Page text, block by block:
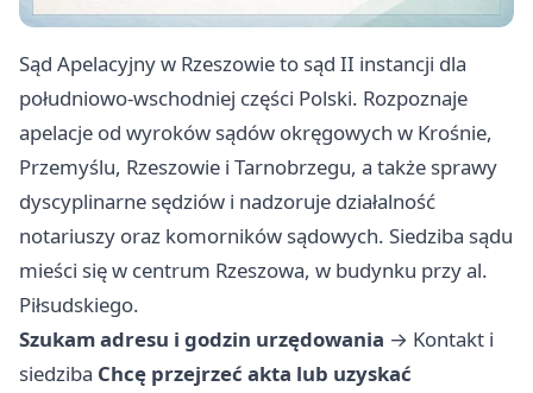
Sąd Apelacyjny w Rzeszowie to sąd II instancji dla
południowo-wschodniej części Polski. Rozpoznaje
apelacje od wyroków sądów okręgowych w Krośnie,
Przemyślu, Rzeszowie i Tarnobrzegu, a także sprawy
dyscyplinarne sędziów i nadzoruje działalność
notariuszy oraz komorników sądowych. Siedziba sądu
mieści się w centrum Rzeszowa, w budynku przy al.
Piłsudskiego.
Szukam adresu i godzin urzędowania → Kontakt i
siedziba Chcę przejrzeć akta lub uzyskać